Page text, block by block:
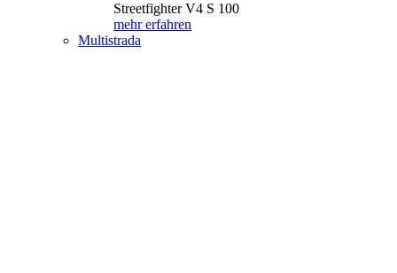
Streetfighter V4 S 100
mehr erfahren
Multistrada